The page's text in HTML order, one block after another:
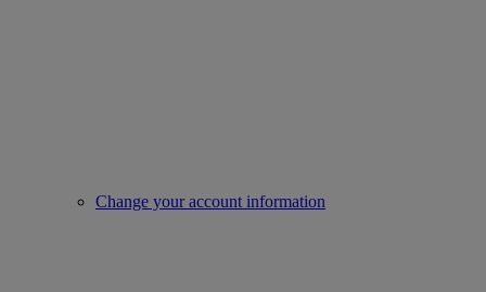
Change your account information